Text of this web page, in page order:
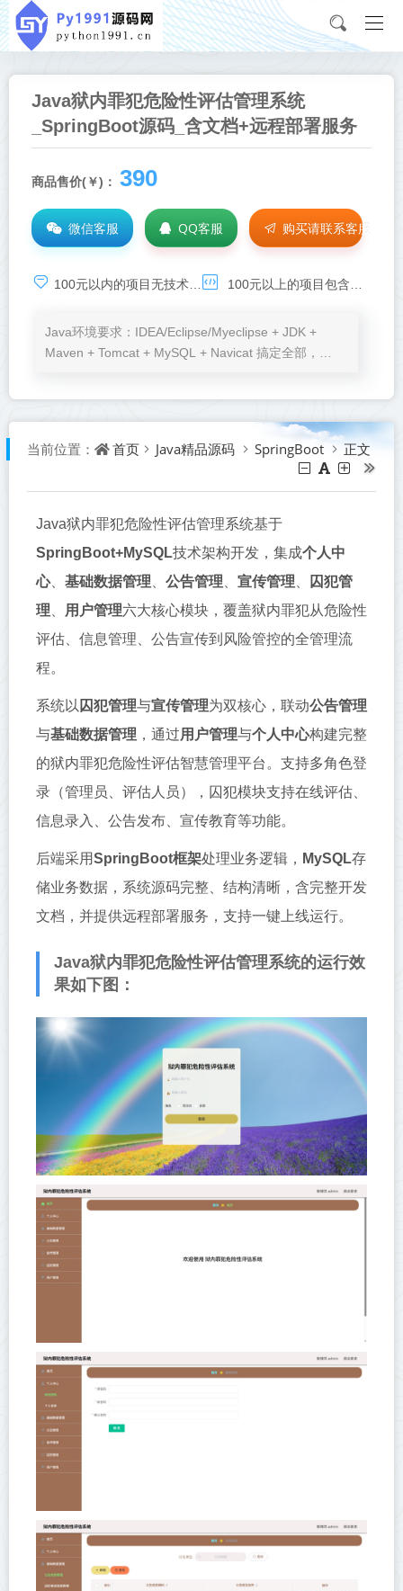
Java狱内罪犯危险性评估管理系统
_SpringBoot源码_含文档+远程部署服务
商品售价(￥)： 390
微信客服 QQ客服 购买请联系客服
100元以内的项目无技术基础服务，承诺项目可运行，如需技术支持，请点击： 100元以上的项目包含环境安装、程序运行、BUG调试等免费服务
Java环境要求：IDEA/Eclipse/Myeclipse + JDK +
Maven + Tomcat + MySQL + Navicat 搞定全部，
当前位置： 首页 Java精品源码 SpringBoot 正文
Java狱内罪犯危险性评估管理系统基于
SpringBoot+MySQL技术架构开发，集成个人中
心、 基础数据管理 公告管理 宣传管理
囚犯管
理
用户管理六大核心模块，覆盖狱内罪犯从危险性
评估、信息管理、公告宣传到风险管控的全管理流
程。
系统以 囚犯管理与宣传管理为双核心，联动公告管理
与基础数据管理 ，通过用户管理与个人中心构建完整
的狱内罪犯危险性评估智慧管理平台。支持多角色登
录（管理员、评估人员），囚犯模块支持在线评估、
信息录入、公告发布、宣传教育等功能。
后端采用SpringBoot框架处理业务逻辑， MySQL存
储业务数据，系统源码完整、结构清晰，含完整开发
文档，并提供远程部署服务，支持一键上线运行。
Java狱内罪犯危险性评估管理系统的运行效
果如下图：